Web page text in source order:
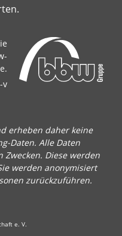
v
erheben daher keine
Daten. Alle Daten
Diese werden
werden anonymisiert
zurückzuführen.
e. V.